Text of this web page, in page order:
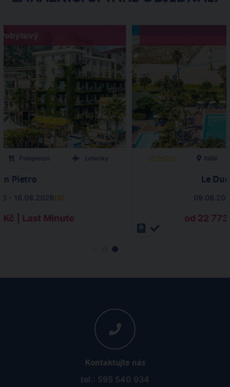
Polopenze Letecky
Pietro
- 16.08.2026(8)
| Last Minute
Itálie
Le
od 22
Kontaktujte nás
tel.: 595 540 934